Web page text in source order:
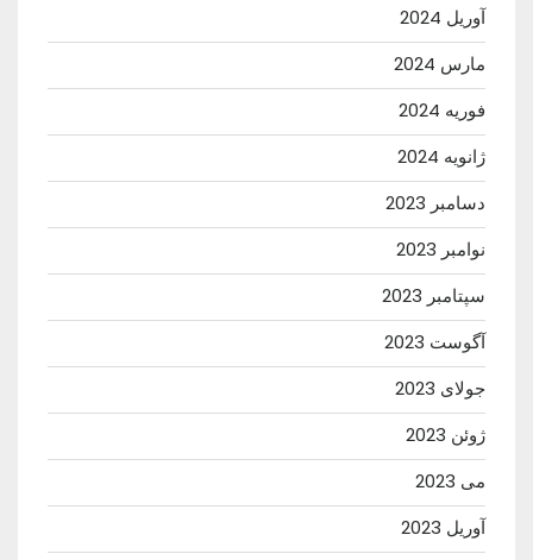
آوریل 2024
مارس 2024
فوریه 2024
ژانویه 2024
دسامبر 2023
نوامبر 2023
سپتامبر 2023
آگوست 2023
جولای 2023
ژوئن 2023
می 2023
آوریل 2023